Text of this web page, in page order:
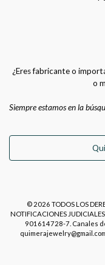
¿Eres fabricante o
o
Siempre estamos en la
© 2026 TODOS LOS
NOTIFICACIONES
901614728-7. Canales